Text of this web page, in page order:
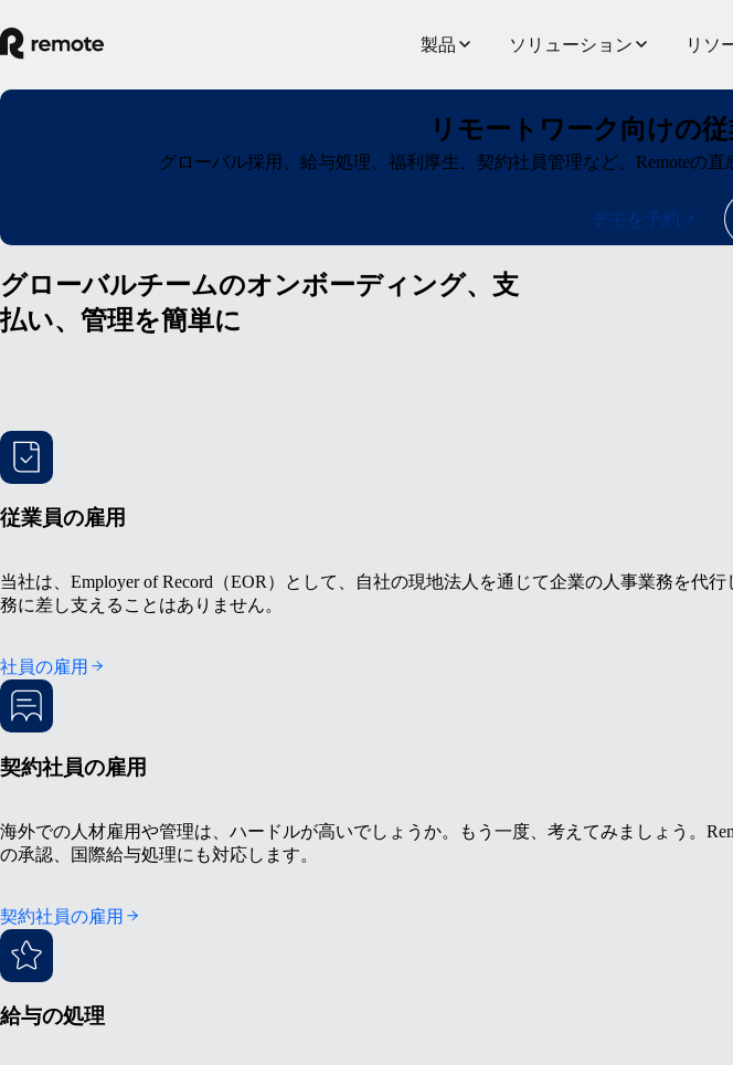
製品 ソリューション リソ
リモートワーク向けの
グローバル採用、給与処理、福利厚生、契約社員管理など、Remoteの
デモを予約
グローバルチームのオンボーディング、支
払い、管理を簡単に
従業員の雇用
当社は、Employer of Record（EOR）として、自社の現地法人を通じて企業の人事業務を
務に差し支えることはありません。
社員の雇用
契約社員の雇用
海外での人材雇用や管理は、ハードルが高いでしょうか。もう一度、考えてみましょう。
の承認、国際給与処理にも対応します。
契約社員の雇用
給与の処理